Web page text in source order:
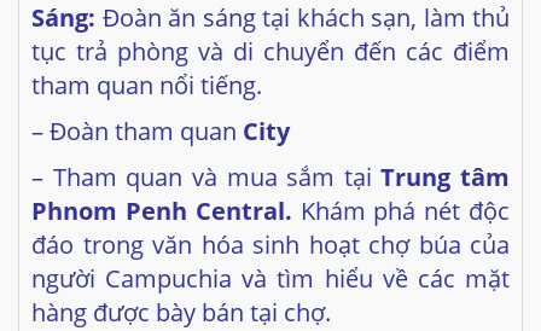
Sáng: Đoàn ăn sáng tại khách sạn, làm thủ
tục trả phòng và di chuyển đến các điểm
tham quan nổi tiếng.
– Đoàn tham quan City
– Tham quan và mua sắm tạiTrung tâm
Phnom Penh Central. Khám phá nét độc
đáo trong văn hóa sinh hoạt chợ búa của
người Campuchia và tìm hiểu về các mặt
hàng được bày bán tại chợ.